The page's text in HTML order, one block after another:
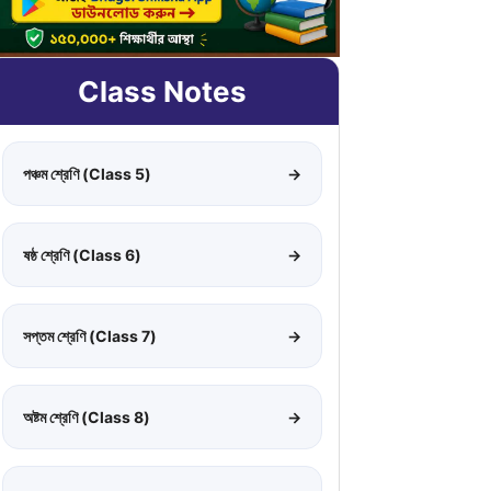
Class Notes
পঞ্চম শ্রেণি (Class 5) →
ষষ্ঠ শ্রেণি (Class 6) →
সপ্তম শ্রেণি (Class 7) →
অষ্টম শ্রেণি (Class 8) →